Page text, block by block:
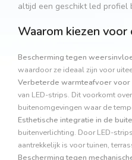
altijd een geschikt led profiel
Waarom kiezen
Bescherming tegen
waardoor ze ideaal zijn voor
Verbeterde warmteafvoer
van LED-strips. Dit voorkomt
buitenomgevingen waar de
Esthetische integratie in de
buitenverlichting. Door LED-
aantrekkelijk is voor tuinen,
Bescherming tegen